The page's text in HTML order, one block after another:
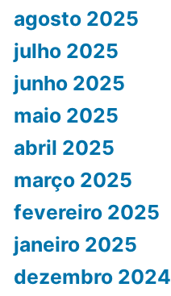
agosto 2025
julho 2025
junho 2025
maio 2025
abril 2025
março 2025
fevereiro 2025
janeiro 2025
dezembro 2024